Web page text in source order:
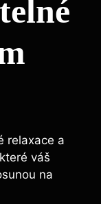
relaxace a
váš
na